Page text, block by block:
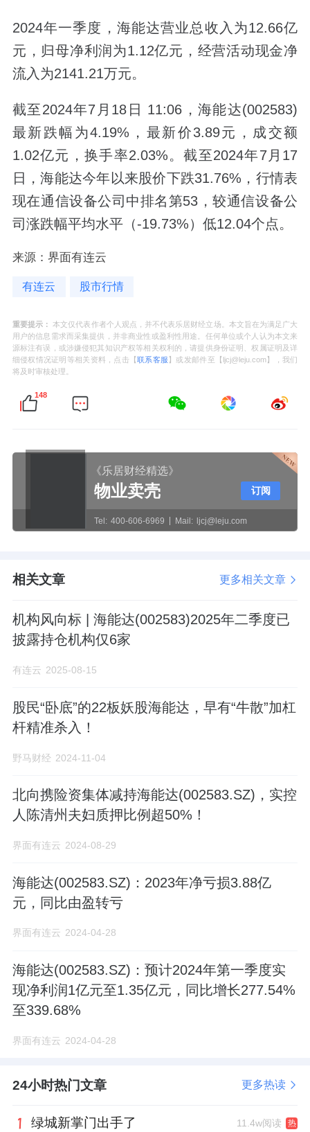
2024年一季度，海能达营业总收入为12.66亿
元，归母净利润为1.12亿元，经营活动现金净
流入为2141.21万元。
截至2024年7月18日 11:06，海能达(002583)
最新跌幅为4.19%，最新价3.89元，成交额
1.02亿元，换手率2.03%。截至2024年7月17
日，海能达今年以来股价下跌31.76%，行情表
现在通信设备公司中排名第53，较通信设备公
司涨跌幅平均水平（-19.73%）低12.04个点。
来源：界面有连云
有连云 股市行情
重要提示： 本文仅代表作者个人观点，并不代表乐居财经立场。本文旨在为满足广大
用户的信息需求而采集提供，并非商业性或盈利性用途。任何单位或个人认为本文来
源标注有误，或涉嫌侵犯其知识产权等相关权利的，请提供身份证明、权属证明及详
细侵权情况证明等相关资料，点击【联系客服 】或发邮件至【ljcj@leju.com】，我们
将及时审核处理。
148
《乐居财经精选》
物业卖壳
Tel: 400-606-6969 Mail: ljcj@leju.com
订阅
相关文章 更多相关文章
机构风向标 | 海能达(002583)2025年二季度已
披露持仓机构仅6家
有连云 2025-08-15
股民“卧底”的22板妖股海能达，早有“牛散”加杠
杆精准杀入！
野马财经 2024-11-04
北向携险资集体减持海能达(002583.SZ)，实控
人陈清州夫妇质押比例超50%！
界面有连云 2024-08-29
海能达(002583.SZ)：2023年净亏损3.88亿
元，同比由盈转亏
界面有连云 2024-04-28
海能达(002583.SZ)：预计2024年第一季度实
现净利润1亿元至1.35亿元，同比增长277.54%
至339.68%
界面有连云 2024-04-28
24小时热门文章 更多热读
绿城新掌门出手了 11.4w阅读 热